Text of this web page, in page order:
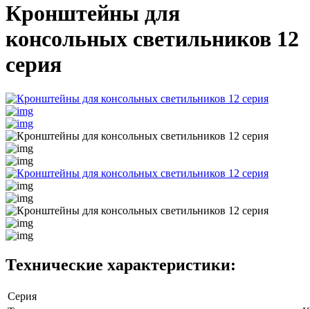
Кронштейны для
консольных светильников 12
серия
Технические характеристики:
Серия